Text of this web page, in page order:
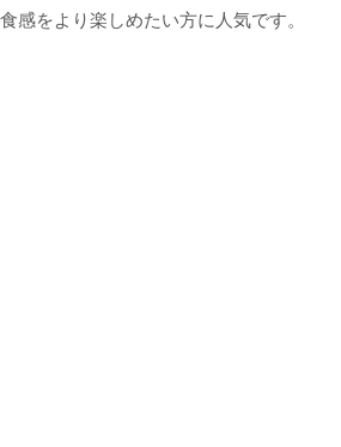
食感をより楽しめたい方に人気です。